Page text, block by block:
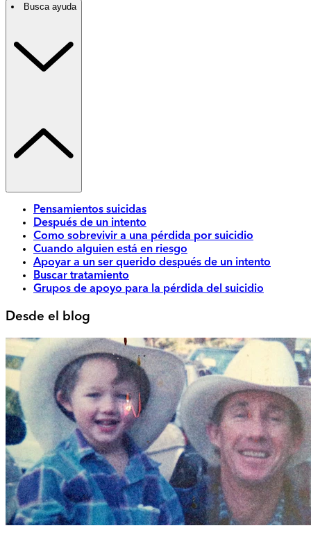
Busca ayuda
Pensamientos suicidas
Después de un intento
Como sobrevivir a una pérdida por suicidio
Cuando alguien está en riesgo
Apoyar a un ser querido después de un intento
Buscar tratamiento
Grupos de apoyo para la pérdida del suicidio
Desde el blog